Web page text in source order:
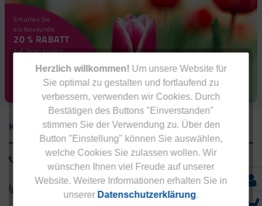
Herzlich willkommen! Um unsere Website für
Sie optimal zu gestalten und fortlaufend zu
verbessern, verwenden wir Cookies. Durch
Bestätigen des Buttons "Einverstanden"
stimmen Sie der Verwendung zu. Über den
Button "Einstellung" können Sie auswählen,
welche Cookies Sie zulassen wollen. Wir
wünschen Ihnen viel Freude auf unserer
Website. Weitere Informationen erhalten Sie in
unserer Datenschutzerklärung.
Erhalten Sie
als Neukunde
20 % RABATT
auf Ihren ersten
RABATT SICHERN!
Kontakt
0800 - 1 38 23 55
(gebührenfrei aus Deutschland)